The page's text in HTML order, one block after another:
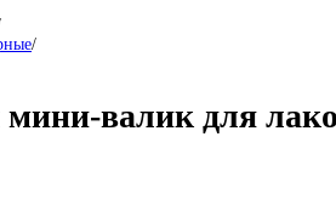
/
валик для